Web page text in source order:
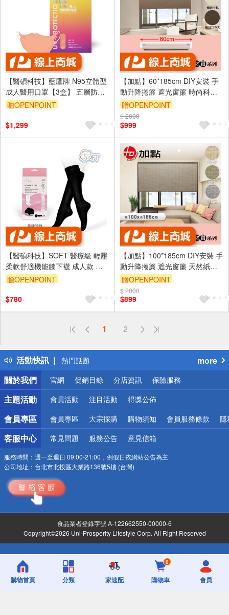
【醫碩科技】藍鷹牌 N95立體型
成人醫用口罩【3盒】 五層防護
多色可選
贈OPENPOINT
$1,299
【加點】60*185cm DIY安裝 手
動升降捲簾 遮光窗簾 時尚科技
植絨系列 買就贈 珠鍊
贈OPENPOINT
$ 2000
$999
【醫碩科技】SOFT 醫療級 輕壓
柔軟舒適機能膝下襪 成人款 黑
糖珍珠 尺寸可選
贈OPENPOINT
$780
【加點】100*185cm DIY安裝 手
動升降捲簾 遮光窗簾 天然紙編
系列 買就贈 珠鍊
贈OPENPOINT
$ 2000
$899
1 2
活動快訊
偏遠地區配送
得獎公告
熱門話題
銀行優惠
偏遠地區配送
詐騙網頁！請小心！
more
關於我們
官網 促銷目錄 分店資訊 保險服務
主題活動 會員活動 注目活動 得獎公佈
會員專區 會員專區 大宗採購 購物須知 會員服務條款 隱
客服中心 常見問題 服務公告 意見信箱
服務時間： 週一至週日 09:00-21:00，例假日依網站公告為主
公司地址： 台北市北投區大業路136號5樓 (台灣)
食品業者登錄字號 A-122662550-00000-6
Copyright©2026 Uni-Prosperity Lifestyle Corp. All Right Reserved
購物首頁 分類 家速配
0
購物車 會員